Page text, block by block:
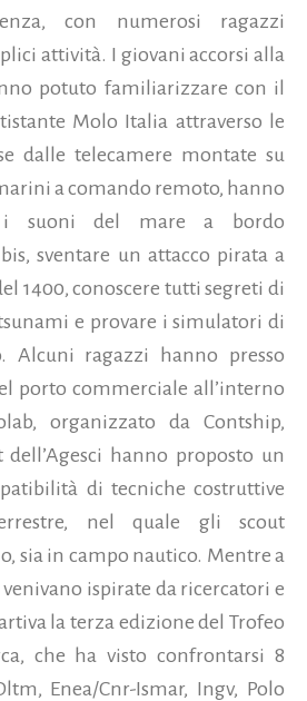
con numerosi ragazzi
attività. I giovani accorsi alla
potuto familiarizzare con il
Molo Italia attraverso le
dalle telecamere montate su
a comando remoto, hanno
i suoni del mare a bordo
sventare un attacco pirata a
1400, conoscere tutti segreti di
e provare i simulatori di
Alcuni ragazzi hanno presso
porto commerciale all’interno
organizzato da Contship,
hanno proposto un
di tecniche costruttive
nel quale gli scout
sia in campo nautico. Mentre a
ispirate da ricercatori e
la terza edizione del Trofeo
che ha visto confrontarsi 8
Enea/Cnr-Ismar, Ingv, Polo